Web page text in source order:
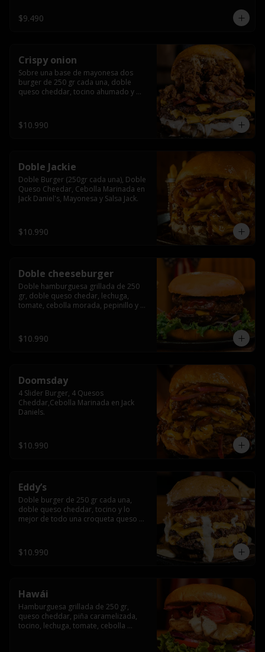
$9.490
Crispy onion
Sobre una base de mayonesa dos
burger de 250 gr cada una, doble
queso cheddar, tocino ahumado y
$10.990
Doble Jackie
Doble Burger (250gr cada una), Doble
Queso Cheedar, Cebolla Marinada en
Jack Daniel's, Mayonesa y Salsa Jack.
$10.990
Doble cheeseburger
Doble hamburguesa grillada de 250
gr, doble queso chedar, lechuga,
tomate, cebolla morada, pepinillo y
$10.990
Doomsday
4 Slider Burger, 4 Quesos
Cheddar,Cebolla Marinada en Jack
Daniels.
$10.990
Eddy’s
Doble burger de 250 gr cada una,
doble queso cheddar, tocino y lo
mejor de todo una croqueta queso
$10.990
Hawái
Hamburguesa grillada de 250 gr,
queso cheddar, piña caramelizada,
tocino, lechuga, tomate, cebolla